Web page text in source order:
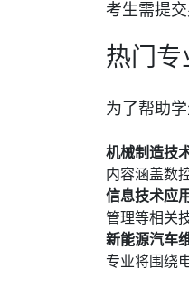
考生需提
热门
为了帮助
机械制造技
内容涵盖数
信息技术应用
管理等相关
新能源汽车
专业将围绕